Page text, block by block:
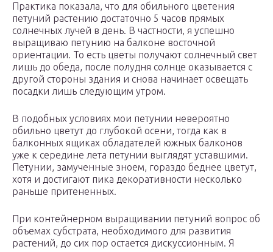
Практика показала, что для обильного цветения
петуний растению достаточно 5 часов прямых
солнечных лучей в день. В частности, я успешно
выращиваю петунию на балконе восточной
ориентации. То есть цветы получают солнечный свет
лишь до обеда, после полудня солнце оказывается с
другой стороны здания и снова начинает освещать
посадки лишь следующим утром.
В подобных условиях мои петунии невероятно
обильно цветут до глубокой осени, тогда как в
балконных ящиках обладателей южных балконов
уже к середине лета петунии выглядят уставшими.
Петунии, замученные зноем, гораздо беднее цветут,
хотя и достигают пика декоративности несколько
раньше притененных.
При контейнерном выращивании петуний вопрос об
объемах субстрата, необходимого для развития
растений, до сих пор остается дискуссионным. Я